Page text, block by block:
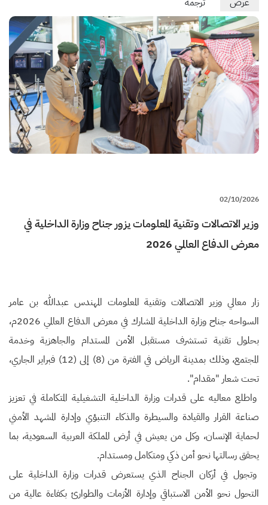
Primary
tabs
التبويب
النشطة)
02/10/2026
وزير الاتصالات وتقنية المعلومات يزور جناح وزارة الداخلية في
معرض الدفاع العالمي 2026
زار معالي وزير الاتصالات وتقنية المعلومات المهندس عبدالله بن عامر
السواحه جناح وزارة الداخلية المشارك في معرض الدفاع العالمي 2026م،
بحلول تقنية تستشرف مستقبل الأمن المستدام والجاهزية وخدمة
المجتمع، وذلك بمدينة الرياض في الفترة من (8) إلى (12) فبراير الجاري،
تحت شعار "مقدام".
واطلع معاليه على قدرات وزارة الداخلية التشغيلية المتكاملة في تعزيز
صناعة القرار والقيادة والسيطرة والذكاء التنبؤي وإدارة المشهد الأمني
لحماية الإنسان، وكل من يعيش في أرض المملكة العربية السعودية، بما
يحقق رسالتها نحو أمن ذكي ومتكامل ومستدام.
وتجول في أركان الجناح الذي يستعرض قدرات وزارة الداخلية على
التحول نحو الأمن الاستباقي وإدارة الأزمات والطوارئ بكفاءة عالية من